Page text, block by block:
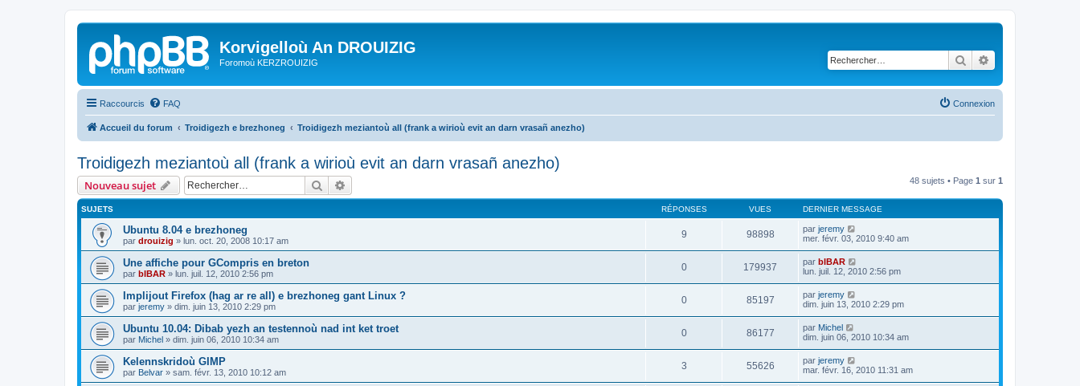
Korvigelloù An DROUIZIG
Foromoù KERZROUIZIG Rechercher
Raccourcis FAQ Connexion
Accueil du forum Troidigezh e brezhoneg Troidigezh meziantoù all (frank a wirioù evit an darn vrasañ anezho)
Troidigezh meziantoù all (frank a wirioù evit an darn vrasañ anezho)
Nouveau sujet Rechercher 48 sujets • Page 1 sur 1
SUJETS RÉPONSES VUES DERNIER MESSAGE
Ubuntu 8.04 e brezhoneg
par drouizig » lun. oct. 20, 2008 10:17 am
9 98898 par jeremy
mer. févr. 03, 2010 9:40 am
Une affiche pour GCompris en breton
par bIBAR » lun. juil. 12, 2010 2:56 pm
0 179937 par bIBAR
lun. juil. 12, 2010 2:56 pm
Implijout Firefox (hag ar re all) e brezhoneg gant Linux ?
par jeremy » dim. juin 13, 2010 2:29 pm
0 85197 par jeremy
dim. juin 13, 2010 2:29 pm
Ubuntu 10.04: Dibab yezh an testennoù nad int ket troet
par Michel » dim. juin 06, 2010 10:34 am
0 86177 par Michel
dim. juin 06, 2010 10:34 am
Kelennskridoù GIMP
par Belvar » sam. févr. 13, 2010 10:12 am
3 55626 par jeremy
mar. févr. 16, 2010 11:31 am